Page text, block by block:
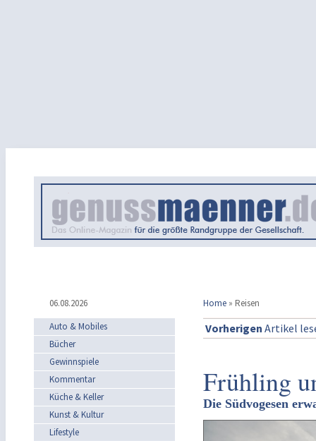
06.08.2026 Home » Reisen
Auto & Mobiles
Bücher
Gewinnspiele
Kommentar
Küche & Keller
Kunst & Kultur
Lifestyle
Vorherigen Artikel
Frühling
Die Südvogesen